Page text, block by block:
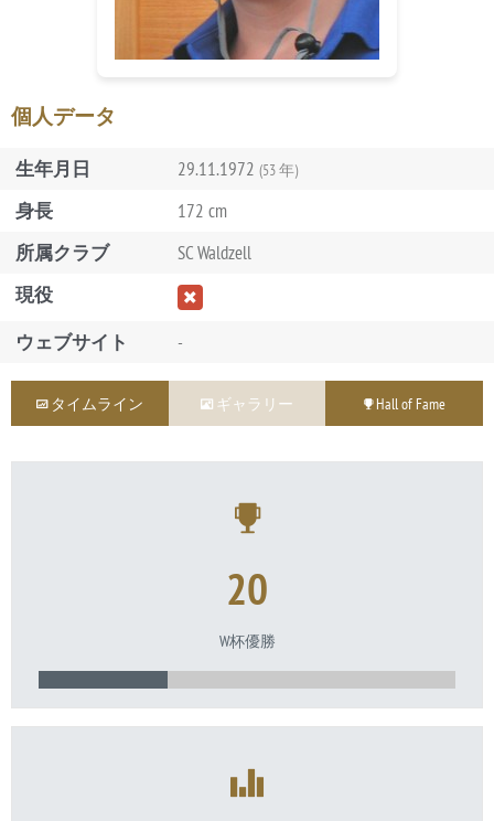
個人データ
生年月日 29.11.1972 (53 年)
身長
172 cm
所属クラブ
SC Waldzell
現役
ウェブサイト
-
タイムライン ギャラリー Hall of Fame
20
W杯優勝